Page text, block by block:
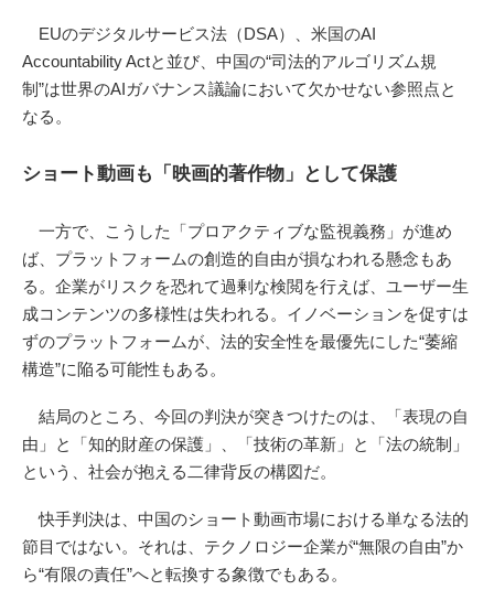
EUのデジタルサービス法（DSA）、米国のAI
Accountability Actと並び、中国の“司法的アルゴリズム規
制”は世界のAIガバナンス議論において欠かせない参照点と
なる。
ショート動画も「映画的著作物」として保護
一方で、こうした「プロアクティブな監視義務」が進め
ば、プラットフォームの創造的自由が損なわれる懸念もあ
る。企業がリスクを恐れて過剰な検閲を行えば、ユーザー生
成コンテンツの多様性は失われる。イノベーションを促すは
ずのプラットフォームが、法的安全性を最優先にした“萎縮
構造”に陥る可能性もある。
結局のところ、今回の判決が突きつけたのは、「表現の自
由」と「知的財産の保護」、「技術の革新」と「法の統制」
という、社会が抱える二律背反の構図だ。
快手判決は、中国のショート動画市場における単なる法的
節目ではない。それは、テクノロジー企業が“無限の自由”か
ら“有限の責任”へと転換する象徴でもある。